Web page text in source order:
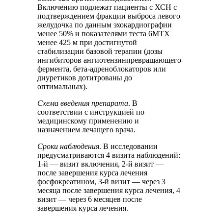
Включению подлежат пациенты с ХСН с
подтверждением фракции выброса левого
желудочка по данным эхокардиографии
менее 50% и показателями теста 6МТХ
менее 425 м при достигнутой
стабилизации базовой терапии (дозы
ингибиторов ангиотензинпревращающего
фермента, бета-адреноблокаторов или
диуретиков дотитрованы до
оптимальных).
Схема введения препарата. В
соответствии с инструкцией по
медицинскому применению и
назначением лечащего врача.
Сроки наблюдения. В исследовании
предусматриваются 4 визита наблюдений:
1-й — визит включения, 2-й визит —
после завершения курса лечения
фосфокреатином, 3-й визит — через 3
месяца после завершения курса лечения, 4
визит — через 6 месяцев после
завершения курса лечения.